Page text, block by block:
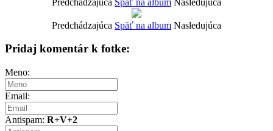
Predchádzajúca Späť na album Nasledujúca
Pridaj komentár k fotke:
Meno:
Email:
Antispam: R+V+2